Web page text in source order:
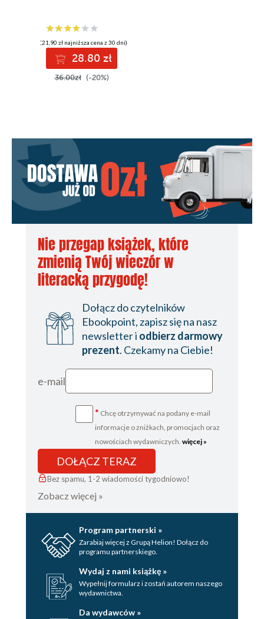
(21,90 zł najniższa cena z 30 dni)
28.80 zł
36.00zł (-20%)
Nie przegap książek, które
zmienią Twój wieczór w
literacką przygodę!
Dołącz do czytelników
Ebookpoint, zapisz się na nasz
newsletter i odbierz darmowy
prezent. Czekamy na Ciebie!
e-mail
* Chcę otrzymywać na podany e-mail
informacje o zniżkach, promocjach oraz
nowościach wydawniczych. więcej »
DOŁĄCZ TERAZ
Bez spamu, 1-2 wiadomości tygodniowo!
Zobacz więcej »
Program partnerski »
Zarabiaj więcej z Grupą Helion! Dołącz do
programu partnerskiego.
Wydaj z nami książkę »
Wypełnij formularz i zostań autorem naszego
wydawnictwa.
Da wydawców »